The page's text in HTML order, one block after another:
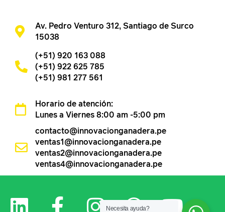
Av. Pedro Venturo 312, Santiago de Surco
15038
(+51) 920 163 088
(+51) 922 625 785
(+51) 981 277 561
Horario de atención:
Lunes a Viernes 8:00 am -5:00 pm
contacto@innovacionganadera.pe
ventas1@innovacionganadera.pe
ventas2@innovacionganadera.pe
ventas4@innovacionganadera.pe
Necesita ayuda?